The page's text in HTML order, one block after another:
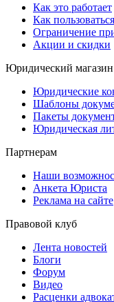
Как это работает
Как
Ограничение
Акции и скидки
Юридический магазин
Юридические
Шаблоны
Пакеты
Юридическая
Партнерам
Наши
Анкета Юриста
Реклама на сайте
Правовой клуб
Лента новостей
Блоги
Форум
Видео
Расценки